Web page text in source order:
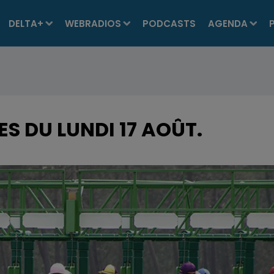
DELTA+ WEBRADIOS PODCASTS AGENDA
DU LUNDI 17 AOÛT.